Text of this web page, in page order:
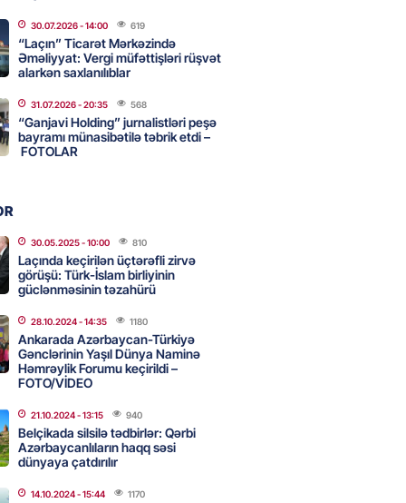
- 16:45
nin ilk qadın generalı oldu
- 16:30 200
diqqətinə: Kirayə
- 16:15
Suriyanın xarici işlər
görüşəcək
- 16:00 121
ondan narazıdır
- 15:45
30.07.2026- 14:00 619
“Laçın” Ticarət Mərkəzində
Əməliyyat: Vergi müfəttişləri rüşvət
alarkən saxlanılıblar
31.07.2026- 20:35 568
“Ganjavi Holding” jurnalistləri peşə
bayramı münasibətilə təbrik etdi –
FOTOLAR
30.05.2025- 10:00 810
Laçında keçirilən üçtərəfli zirvə
görüşü: Türk-İslam birliyinin
güclənməsinin təzahürü
28.10.2024- 14:35 1180
Ankarada Azərbaycan-Türkiyə
Gənclərinin Yaşıl Dünya Naminə
Həmrəylik Forumu keçirildi –
FOTO/VİDEO
21.10.2024- 13:15 940
Belçikada silsilə tədbirlər: Qərbi
Azərbaycanlıların haqq səsi
dünyaya çatdırılır
14.10.2024- 15:44 1170